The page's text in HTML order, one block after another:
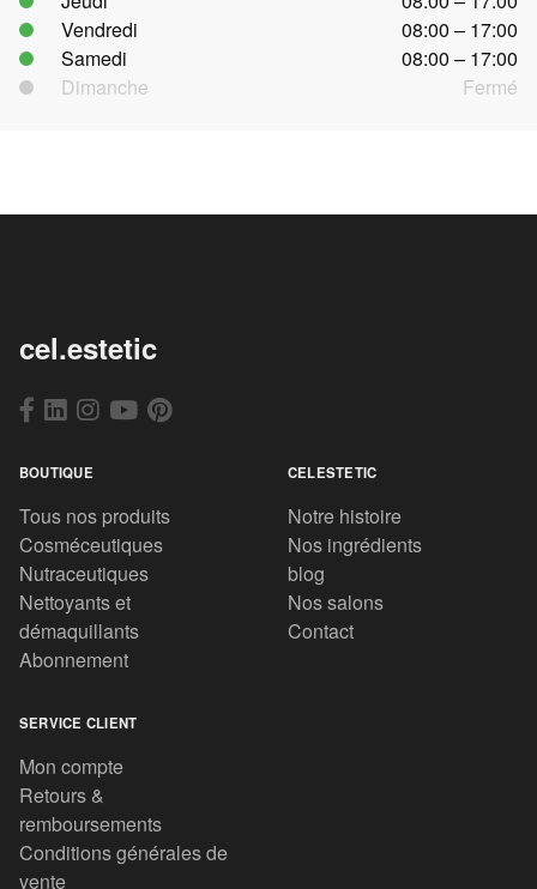
Vendredi
08:00 – 17:00
Samedi
08:00 – 17:00
Dimanche
Fermé
cel.estetic
BOUTIQUE
Tous nos produits
Cosméceutiques
Nutraceutiques
Nettoyants et
démaquillants
Abonnement
CELESTETIC
Notre histoire
Nos ingrédients
blog
Nos salons
Contact
SERVICE CLIENT
Mon compte
Retours &
remboursements
Conditions générales de
vente